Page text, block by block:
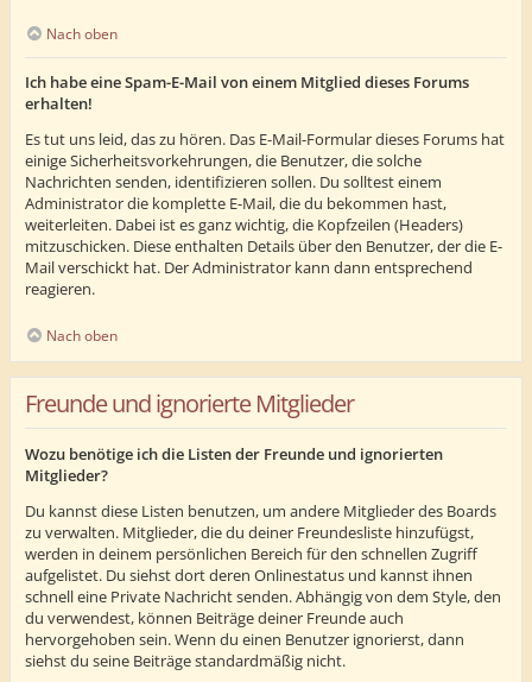
Nach oben
Ich habe eine Spam-E-Mail von einem Mitglied dieses Forums
erhalten!
Es tut uns leid, das zu hören. Das E-Mail-Formular dieses Forums hat
einige Sicherheitsvorkehrungen, die Benutzer, die solche
Nachrichten senden, identifizieren sollen. Du solltest einem
Administrator die komplette E-Mail, die du bekommen hast,
weiterleiten. Dabei ist es ganz wichtig, die Kopfzeilen (Headers)
mitzuschicken. Diese enthalten Details über den Benutzer, der die E-
Mail verschickt hat. Der Administrator kann dann entsprechend
reagieren.
Nach oben
Freunde und ignorierte Mitglieder
Wozu benötige ich die Listen der Freunde und ignorierten
Mitglieder?
Du kannst diese Listen benutzen, um andere Mitglieder des Boards
zu verwalten. Mitglieder, die du deiner Freundesliste hinzufügst,
werden in deinem persönlichen Bereich für den schnellen Zugriff
aufgelistet. Du siehst dort deren Onlinestatus und kannst ihnen
schnell eine Private Nachricht senden. Abhängig von dem Style, den
du verwendest, können Beiträge deiner Freunde auch
hervorgehoben sein. Wenn du einen Benutzer ignorierst, dann
siehst du seine Beiträge standardmäßig nicht.